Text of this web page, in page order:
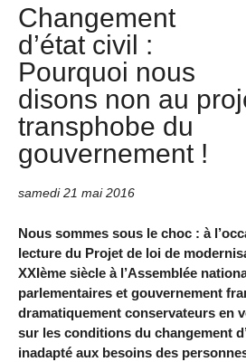
Changement
d’état civil :
Pourquoi nous
disons non au
transphobe du
gouvernement !
samedi 21 mai 2016
Nous sommes sous le choc : à
lecture du Projet de loi de
XXIème siècle à l’Assemblée
parlementaires et gouvernement
dramatiquement conservateurs en
sur les conditions du changement
inadapté aux besoins des